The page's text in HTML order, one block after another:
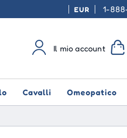
EUR 1-
Il mio account
Cavalli Omeopatico